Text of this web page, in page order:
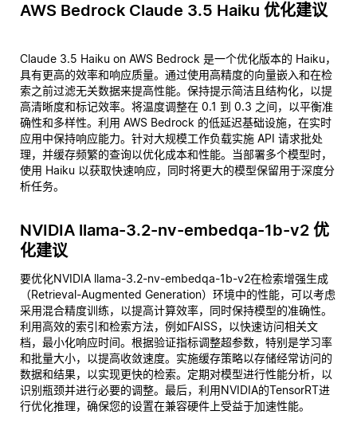
AWS Bedrock Claude 3.5 Haiku 优化建议
Claude 3.5 Haiku on AWS Bedrock 是一个优化版本的 Haiku，
具有更高的效率和响应质量。通过使用高精度的向量嵌入和在检
索之前过滤无关数据来提高性能。保持提示简洁且结构化，以提
高清晰度和标记效率。将温度调整在 0.1 到 0.3 之间，以平衡准
确性和多样性。利用 AWS Bedrock 的低延迟基础设施，在实时
应用中保持响应能力。针对大规模工作负载实施 API 请求批处
理，并缓存频繁的查询以优化成本和性能。当部署多个模型时，
使用 Haiku 以获取快速响应，同时将更大的模型保留用于深度分
析任务。
NVIDIA llama-3.2-nv-embedqa-1b-v2 优
化建议
要优化NVIDIA llama-3.2-nv-embedqa-1b-v2在检索增强生成
（Retrieval-Augmented Generation）环境中的性能，可以考虑
采用混合精度训练，以提高计算效率，同时保持模型的准确性。
利用高效的索引和检索方法，例如FAISS，以快速访问相关文
档，最小化响应时间。根据验证指标调整超参数，特别是学习率
和批量大小，以提高收敛速度。实施缓存策略以存储经常访问的
数据和结果，以实现更快的检索。定期对模型进行性能分析，以
识别瓶颈并进行必要的调整。最后，利用NVIDIA的TensorRT进
行优化推理，确保您的设置在兼容硬件上受益于加速性能。